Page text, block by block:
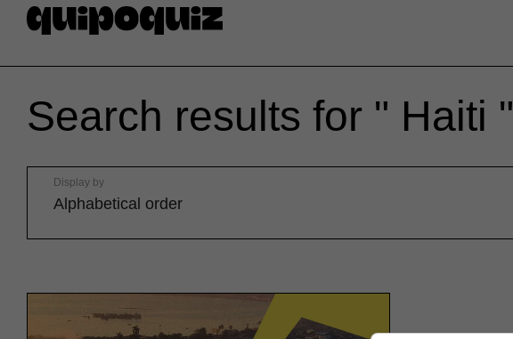
Search results for " Haiti "
Alphabetical order
Display by